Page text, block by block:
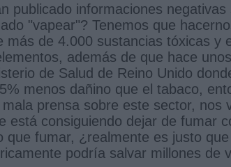
publicado informaciones
"vapear"? Tenemos que
más de 4.000 sustancias tóxicas y
además de que hace
de Salud de Reino Unido
menos dañino que el tabaco,
prensa sobre este sector, nos
está consiguiendo dejar de fumar
que fumar, ¿realmente es justo
podría salvar millones de